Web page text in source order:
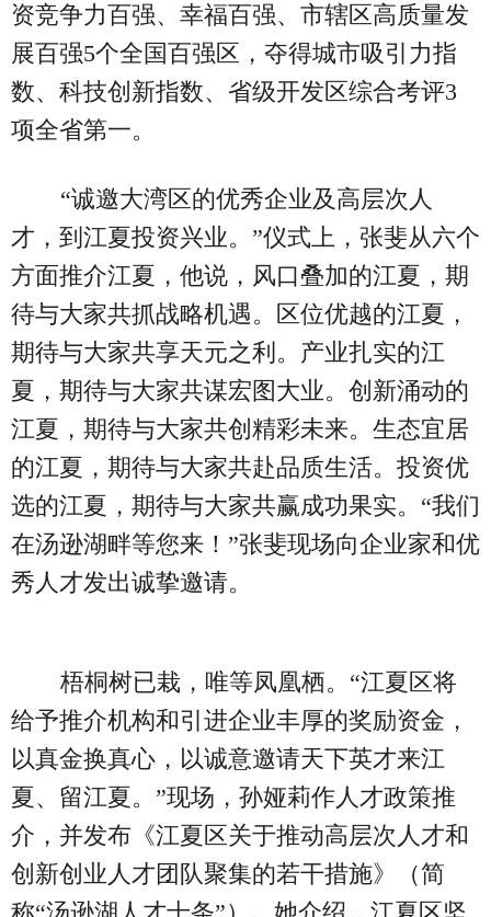
资竞争力百强、幸福百强、市辖区高质量发
展百强5个全国百强区，夺得城市吸引力指
数、科技创新指数、省级开发区综合考评3
项全省第一。
“诚邀大湾区的优秀企业及高层次人
才，到江夏投资兴业。”仪式上，张斐从六个
方面推介江夏，他说，风口叠加的江夏，期
待与大家共抓战略机遇。区位优越的江夏，
期待与大家共享天元之利。产业扎实的江
夏，期待与大家共谋宏图大业。创新涌动的
江夏，期待与大家共创精彩未来。生态宜居
的江夏，期待与大家共赴品质生活。投资优
选的江夏，期待与大家共赢成功果实。“我们
在汤逊湖畔等您来！”张斐现场向企业家和优
秀人才发出诚挚邀请。
梧桐树已栽，唯等凤凰栖。“江夏区将
给予推介机构和引进企业丰厚的奖励资金，
以真金换真心，以诚意邀请天下英才来江
夏、留江夏。”现场，孙娅莉作人才政策推
介，并发布《江夏区关于推动高层次人才和
创新创业人才团队聚集的若干措施》（简